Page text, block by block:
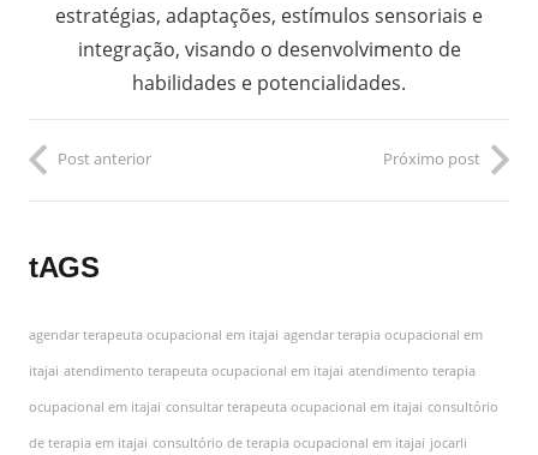
estratégias, adaptações, estímulos sensoriais e
integração, visando o desenvolvimento de
habilidades e potencialidades.
Post anterior Próximo post
tAGS
agendar terapeuta ocupacional em itajai agendar terapia ocupacional em
itajai atendimento terapeuta ocupacional em itajai atendimento terapia
ocupacional em itajai consultar terapeuta ocupacional em itajai consultório
de terapia em itajai consultório de terapia ocupacional em itajai jocarli